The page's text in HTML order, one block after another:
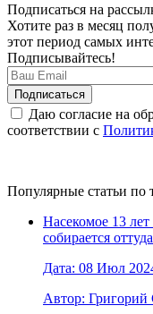
Подписаться на
Хотите раз в месяц
этот период самых
Подписывайтесь!
Даю согласие на
соответствии с
Популярные статьи по
Насекомое 13
собирается
Дата: 08 Июл
Автор: Григорий